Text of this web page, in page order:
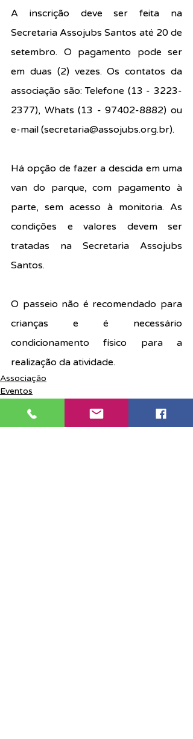
A inscrição deve ser feita na
Secretaria Assojubs Santos até 20 de
setembro. O pagamento pode ser
em duas (2) vezes. Os contatos da
associação são: Telefone (13 - 3223-
2377), Whats (13 - 97402-8882) ou
e-mail (secretaria@assojubs.org.br).
Há opção de fazer a descida em uma
van do parque, com pagamento à
parte, sem acesso à monitoria. As
condições e valores devem ser
tratadas na Secretaria Assojubs
Santos.
O passeio não é recomendado para
crianças e é necessário
condicionamento físico para a
realização da atividade.
Associação
Eventos